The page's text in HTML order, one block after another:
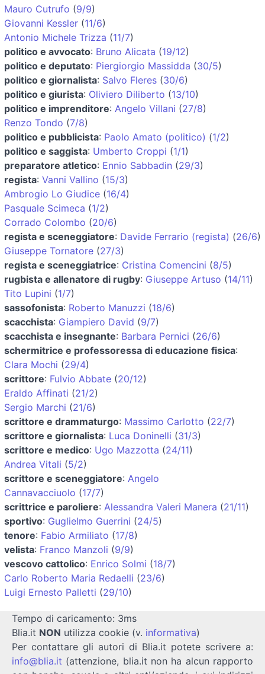
Mauro Cutrufo (9/9)
Giovanni Kessler (11/6)
Antonio Michele Trizza (11/7)
politico e avvocato: Bruno Alicata (19/12)
politico e deputato: Piergiorgio Massidda (30/5)
politico e giornalista: Salvo Fleres (30/6)
politico e giurista: Oliviero Diliberto (13/10)
politico e imprenditore: Angelo Villani (27/8)
Renzo Tondo (7/8)
politico e pubblicista: Paolo Amato (politico) (1/2)
politico e saggista: Umberto Croppi (1/1)
preparatore atletico: Ennio Sabbadin (29/3)
regista: Vanni Vallino (15/3)
Ambrogio Lo Giudice (16/4)
Pasquale Scimeca (1/2)
Corrado Colombo (20/6)
regista e sceneggiatore: Davide Ferrario (regista) (26/6)
Giuseppe Tornatore (27/3)
regista e sceneggiatrice: Cristina Comencini (8/5)
rugbista e allenatore di rugby: Giuseppe Artuso (14/11)
Tito Lupini (1/7)
sassofonista: Roberto Manuzzi (18/6)
scacchista: Giampiero David (9/7)
scacchista e insegnante: Barbara Pernici (26/6)
schermitrice e professoressa di educazione fisica:
Clara Mochi (29/4)
scrittore: Fulvio Abbate (20/12)
Eraldo Affinati (21/2)
Sergio Marchi (21/6)
scrittore e drammaturgo: Massimo Carlotto (22/7)
scrittore e giornalista: Luca Doninelli (31/3)
scrittore e medico: Ugo Mazzotta (24/11)
Andrea Vitali (5/2)
scrittore e sceneggiatore: Angelo
Cannavacciuolo (17/7)
scrittrice e paroliere: Alessandra Valeri Manera (21/11)
sportivo: Guglielmo Guerrini (24/5)
tenore: Fabio Armiliato (17/8)
velista: Franco Manzoli (9/9)
vescovo cattolico: Enrico Solmi (18/7)
Carlo Roberto Maria Redaelli (23/6)
Luigi Ernesto Palletti (29/10)
Tempo di caricamento: 3ms
Blia.it NON utilizza cookie (v. informativa)
Per contattare gli autori di Blia.it potete scrivere a:
info@blia.it (attenzione, blia.it non ha alcun rapporto